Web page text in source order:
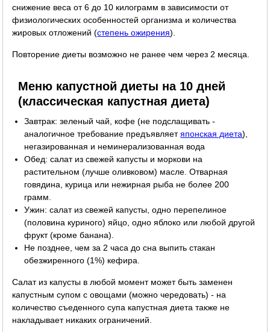
снижение веса от 6 до 10 килограмм в зависимости от
физиологических особенностей организма и количества
жировых отложений (степень ожирения).
Повторение диеты возможно не ранее чем через 2 месяца.
Меню капустной диеты на 10 дней
(классическая капустная диета)
Завтрак: зеленый чай, кофе (не подслащивать -
аналогичное требование предъявляетяпонская диета),
негазированная и неминерализованная вода
Обед: салат из свежей капусты и моркови на
растительном (лучше оливковом) масле. Отварная
говядина, курица или нежирная рыба не более 200
грамм.
Ужин: салат из свежей капусты, одно перепелиное
(половина куриного) яйцо, одно яблоко или любой другой
фрукт (кроме банана).
Не позднее, чем за 2 часа до сна выпить стакан
обезжиренного (1%) кефира.
Салат из капусты в любой момент может быть заменен
капустным супом с овощами (можно чередовать) - на
количество съеденного супа капустная диета также не
накладывает никаких ограничений.